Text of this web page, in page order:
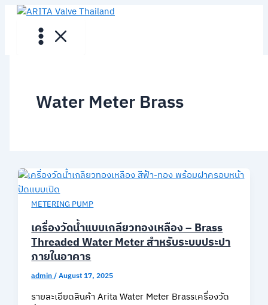
Skip
Water Meter Brass
METERING PUMP
เครื่องวัดน้ำแบบเกลียวทองเหลือง – Brass
Threaded Water Meter สำหรับระบบประปา
ภายในอาคาร
admin/August 17, 2025
รายละเอียดสินค้า Arita Water Meter Brassเครื่องวัด